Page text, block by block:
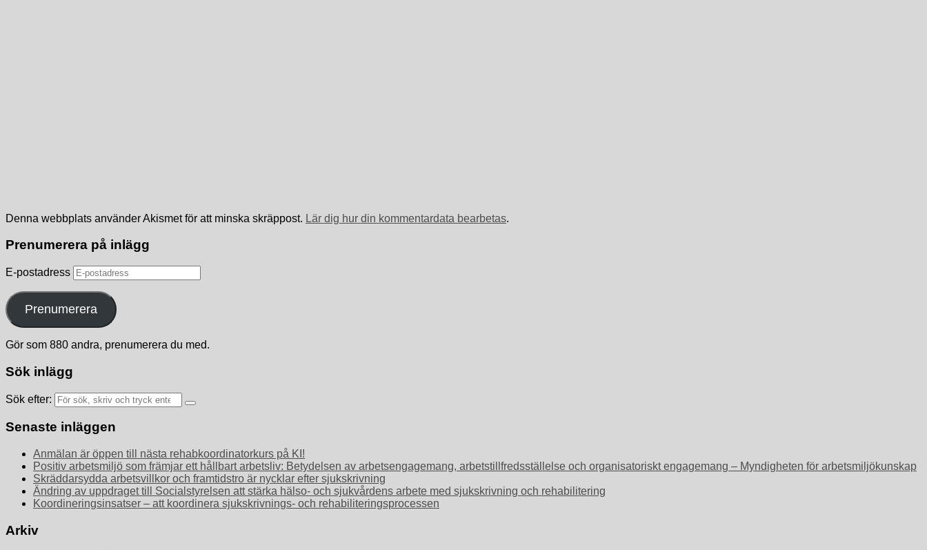
Denna webbplats använder Akismet för att minska skräppost. Lär dig hur din kommentardata bearbetas.
Prenumerera på inlägg
E-postadress
Prenumerera
Gör som 880 andra, prenumerera du med.
Sök inlägg
Sök efter:
Senaste inläggen
Anmälan är öppen till nästa rehabkoordinatorkurs på KI!
Positiv arbetsmiljö som främjar ett hållbart arbetsliv: Betydelsen av arbetsengagemang, arbetstillfredsställelse och organisatoriskt engagemang – Myndigheten för arbetsmiljökunskap
Skräddarsydda arbetsvillkor och framtidstro är nycklar efter sjukskrivning
Ändring av uppdraget till Socialstyrelsen att stärka hälso- och sjukvårdens arbete med sjukskrivning och rehabilitering
Koordineringsinsatser – att koordinera sjukskrivnings- och rehabiliteringsprocessen
Arkiv